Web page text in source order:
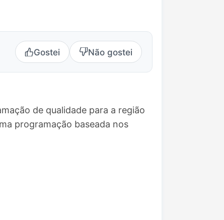
Gostei Não gostei
de qualidade para a região
programação baseada nos